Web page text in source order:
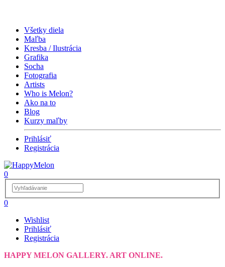
Všetky diela
Maľba
Kresba / Ilustrácia
Grafika
Socha
Fotografia
Artists
Who is Melon?
Ako na to
Blog
Kurzy maľby
Prihlásiť
Registrácia
0
0
Wishlist
Prihlásiť
Registrácia
HAPPY MELON GALLERY. ART ONLINE.